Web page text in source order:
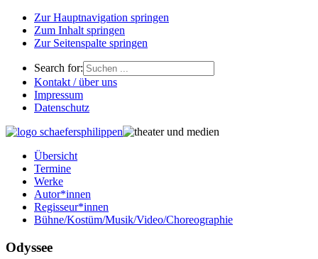
Zur Hauptnavigation springen
Zum Inhalt springen
Zur Seitenspalte springen
Search for:
Kontakt / über uns
Impressum
Datenschutz
Übersicht
Termine
Werke
Autor*innen
Regisseur*innen
Bühne/Kostüm/Musik/Video/Choreographie
Odyssee